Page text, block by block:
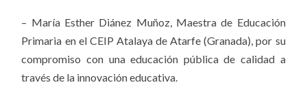
– María Esther Diánez Muñoz, Maestra de Educación
Primaria en el CEIP Atalaya de Atarfe (Granada), por su
compromiso con una educación pública de calidad a
través de la innovación educativa.